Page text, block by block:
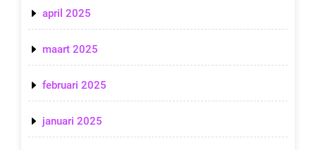
april 2025
maart 2025
februari 2025
januari 2025